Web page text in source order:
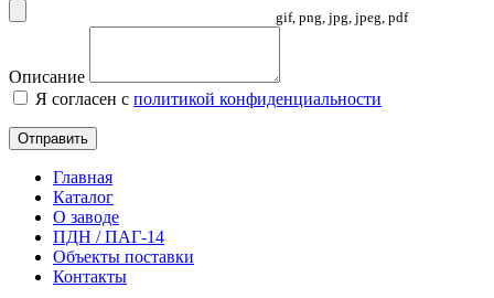
gif, png, jpg, jpeg, pdf
Описание
Я согласен с политикой конфиденциальности
Отправить
Главная
Каталог
О заводе
ПДН / ПАГ-14
Объекты поставки
Контакты